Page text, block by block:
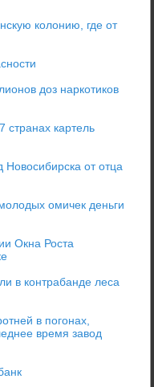
колонию, где от
доз наркотиков
картель
от отца
омичек деньги
Окна Роста
в контрабанде леса
в погонах,
время завод